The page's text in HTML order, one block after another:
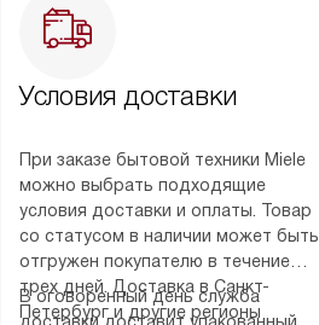
Условия доставки
При заказе бытовой техники Miele
можно выбрать подходящие
условия доставки и оплаты. Товар
со статусом в наличии может быть
отгружен покупателю в течение
трех дней. Доставка в Санкт-
Петербург и другие регионы
В оговоренный день служба
доставки доставит упакованный